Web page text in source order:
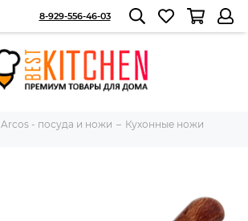
8-929-556-46-03
Arcos - посуда и ножи
Кухонные ножи